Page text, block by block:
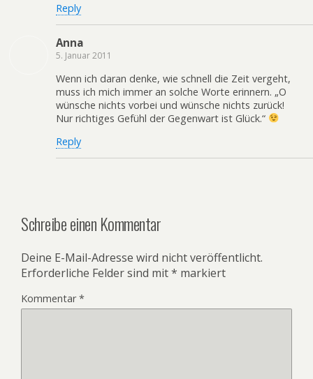
Reply
Anna
5. Januar 2011
Wenn ich daran denke, wie schnell die Zeit vergeht,
muss ich mich immer an solche Worte erinnern. „O
wünsche nichts vorbei und wünsche nichts zurück!
Nur richtiges Gefühl der Gegenwart ist Glück.“
Reply
Schreibe einen Kommentar
Deine E-Mail-Adresse wird nicht veröffentlicht.
Erforderliche Felder sind mit* markiert
Kommentar*